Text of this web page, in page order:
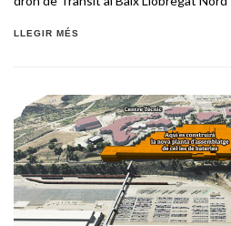
LLEGIR MÉS